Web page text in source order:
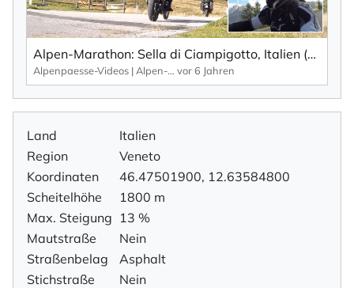
Alpen-Marathon: Sella di Ciampigotto, Italien (Friaul | Venetien) – Fakten Infos, Impressionen (2019)...
Alpenpaesse-Videos | Alpen-Marathon vor 6 Jahren
Land
Italien
Region
Veneto
Koordinaten
46.47501900, 12.63584800
Scheitelhöhe
1800 m
Max. Steigung 13 %
Mautstraße
Nein
Straßenbelag
Asphalt
Stichstraße
Nein